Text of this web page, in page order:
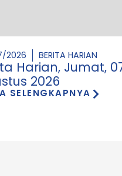
2026 BERITA HARIAN
Harian, Jumat,
2026
SELENGKAPNYA